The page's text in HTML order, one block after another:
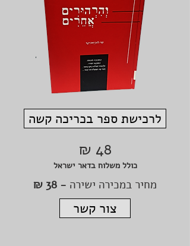
לרכישת ספר בכריכה קשה
48 ₪
כולל משלוח בדאר ישראל
מחיר במכירה ישירה - 38 ₪
צור קשר